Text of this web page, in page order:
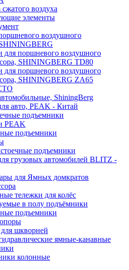
воздуха
элементы
воздушного
для поршневого воздушного
SHININGBERG TD80
для поршневого воздушного
SHININGBERG ZA65
ShiningBerg
авто, PEAK - Китай
подъемники
PEAK
подъемники
подъемники
грузовых автомобилей BLITZ -
для Ямных домкратов
тележки для колёс
в полу подъёмники
подъемники
шкворней
ямные-канавные
колонные